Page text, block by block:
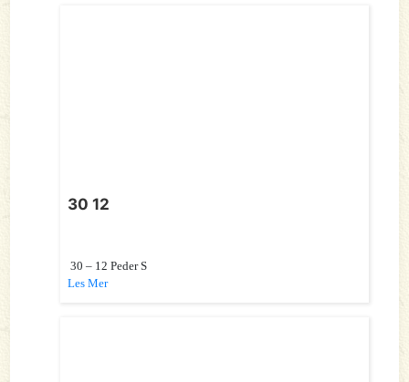
30 12
30 – 12 Peder S
Les Mer